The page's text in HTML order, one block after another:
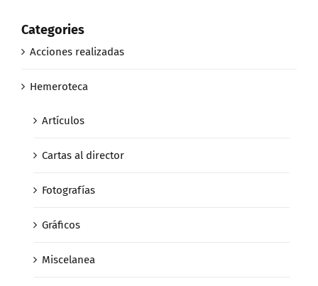
Categories
Acciones realizadas
Hemeroteca
Artículos
Cartas al director
Fotografías
Gráficos
Miscelanea